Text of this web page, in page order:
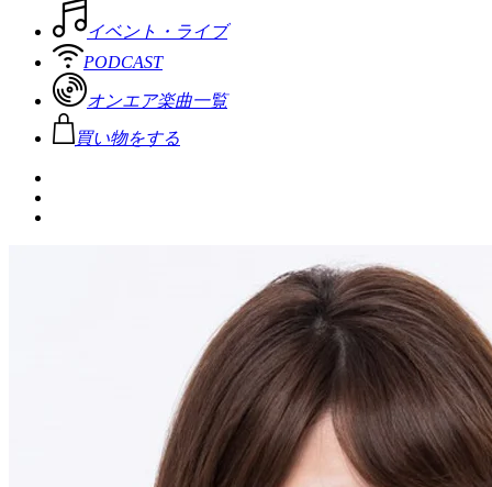
イベント・ライブ
PODCAST
オンエア楽曲一覧
買い物をする